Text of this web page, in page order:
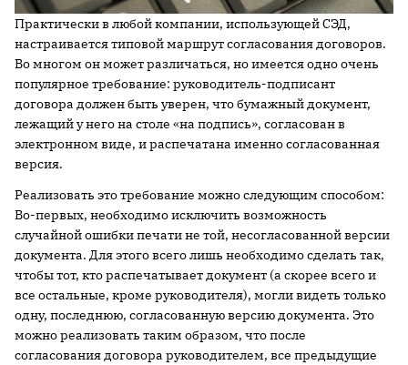
Практически в любой компании, использующей СЭД,
настраивается типовой маршрут согласования договоров.
Во многом он может различаться, но имеется одно очень
популярное требование: руководитель-подписант
договора должен быть уверен, что бумажный документ,
лежащий у него на столе «на подпись», согласован в
электронном виде, и распечатана именно согласованная
версия.
Реализовать это требование можно следующим способом:
Во-первых, необходимо исключить возможность
случайной ошибки печати не той, несогласованной версии
документа. Для этого всего лишь необходимо сделать так,
чтобы тот, кто распечатывает документ (а скорее всего и
все остальные, кроме руководителя), могли видеть только
одну, последнюю, согласованную версию документа. Это
можно реализовать таким образом, что после
согласования договора руководителем, все предыдущие